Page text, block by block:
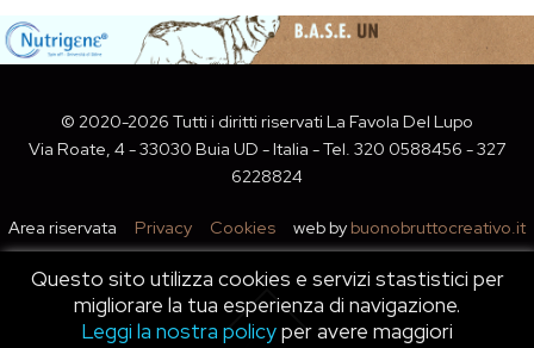
© 2020-2026 Tutti i diritti riservati La Favola Del Lupo
Via Roate, 4 - 33030 Buia UD - Italia - Tel. 320 0588456 - 327
6228824
Area riservata Privacy Cookies web by buonobruttocreativo.it
Questo sito utilizza cookies e servizi stastistici per
migliorare la tua esperienza di navigazione.
Leggi la nostra policyper avere maggiori